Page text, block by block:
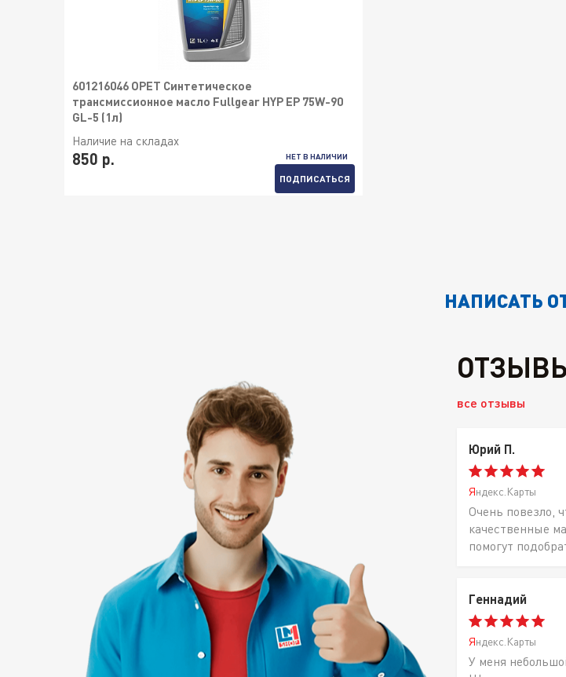
601216046 OPET Синтетическое
трансмиссионное масло Fullgear HYP EP 75W-90
GL-5 (1л)
Наличие на складах
850 р. НЕТ В НАЛИЧИИ
ПОДПИСАТЬСЯ
НАПИСАТЬ
все отзывы
Юрий П.
Яндекс.Карты
Очень повезло,
качественные
помогут
Геннадий
Яндекс.Карты
У меня